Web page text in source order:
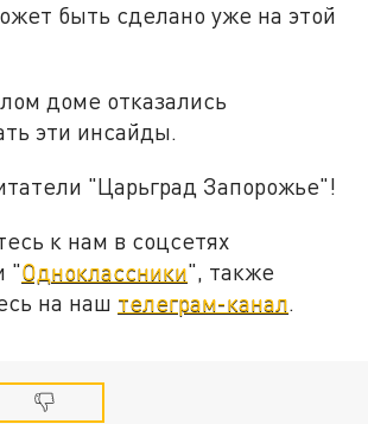
быть сделано уже на этой
доме отказались
эти инсайды.
"Царьград Запорожье"!
к нам в соцсетях
"Одноклассники", также
на наш телеграм-канал